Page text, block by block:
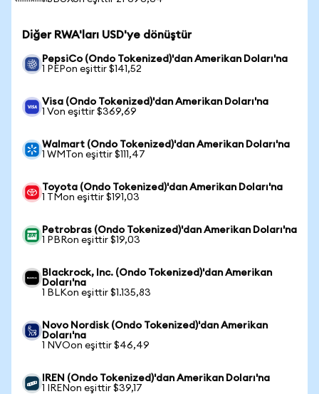
Diğer RWA'ları USD'ye dönüştür
PepsiCo (Ondo Tokenized)'dan Amerikan Doları'na
1 PEPon eşittir $141,52
Visa (Ondo Tokenized)'dan Amerikan Doları'na
1 Von eşittir $369,69
Walmart (Ondo Tokenized)'dan Amerikan Doları'na
1 WMTon eşittir $111,47
Toyota (Ondo Tokenized)'dan Amerikan Doları'na
1 TMon eşittir $191,03
Petrobras (Ondo Tokenized)'dan Amerikan Doları'na
1 PBRon eşittir $19,03
Blackrock, Inc. (Ondo Tokenized)'dan Amerikan
Doları'na
1 BLKon eşittir $1.135,83
Novo Nordisk (Ondo Tokenized)'dan Amerikan
Doları'na
1 NVOon eşittir $46,49
IREN (Ondo Tokenized)'dan Amerikan Doları'na
1 IRENon eşittir $39,17